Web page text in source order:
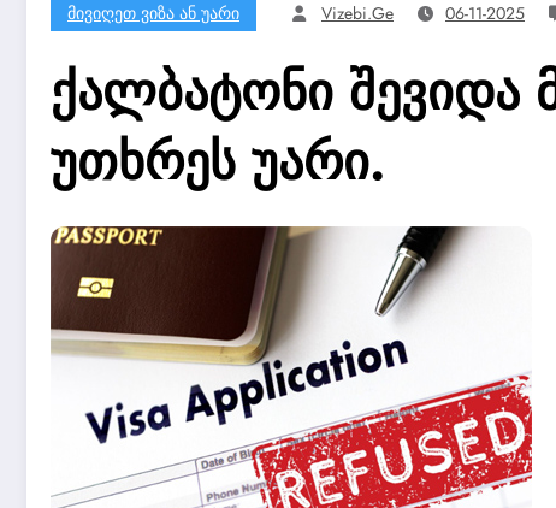
Მივიღეთ Ვიზა Ან Უარი Vizebi.ge 06-11-2025
ქალბატონი შევიდა
უთხრეს უარი.